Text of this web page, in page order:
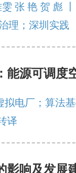
张 艳 贺 彪 丨
理；深圳实践
能源可调度
拟电厂；算法
译
影响及发展